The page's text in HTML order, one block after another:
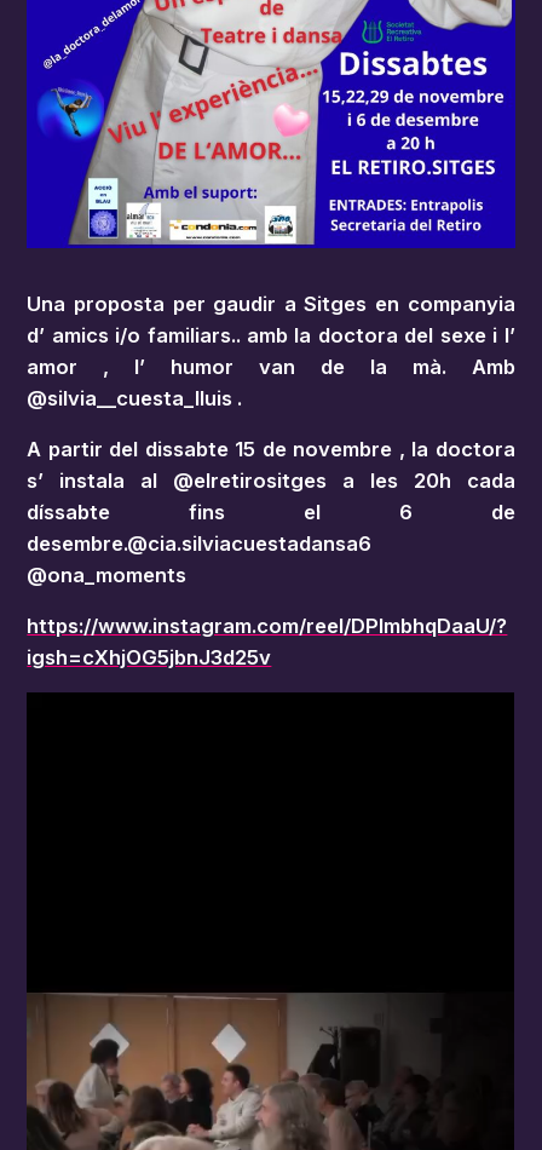
Una proposta per gaudir a Sitges en companyia
d’ amics i/o familiars.. amb la doctora del sexe i l’
amor , l’ humor van de la mà. Amb
@silvia__cuesta_lluis .
A partir del dissabte 15 de novembre , la doctora
s’ instala al @elretirositges a les 20h cada
díssabte fins el 6 de
desembre.@cia.silviacuestadansa6
@ona_moments
https://www.instagram.com/reel/DPlmbhqDaaU/?
igsh=cXhjOG5jbnJ3d25v